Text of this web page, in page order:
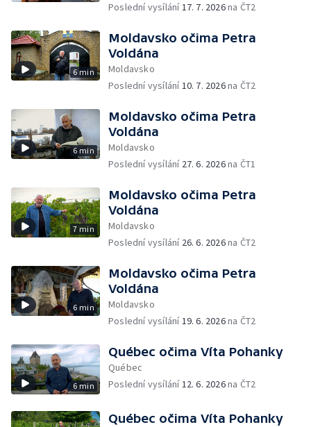
Poslední vysílání17. 7. 2026na ČT2
6 min
Moldavsko očima Petra
Voldána
Moldavsko
Poslední vysílání10. 7. 2026na ČT2
6 min
Moldavsko očima Petra
Voldána
Moldavsko
Poslední vysílání 27. 6. 2026na ČT1
7 min
Moldavsko očima Petra
Voldána
Moldavsko
Poslední vysílání 26. 6. 2026na ČT2
6 min
Moldavsko očima Petra
Voldána
Moldavsko
Poslední vysílání19. 6. 2026na ČT2
6 min
Québec očima Víta Pohanky
Québec
Poslední vysílání12. 6. 2026na ČT2
Québec očima Víta Pohanky